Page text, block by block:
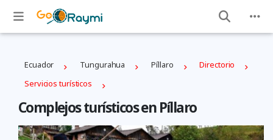
Ecuador Tungurahua Píllaro
Directorio
Servicios turísticos
Complejos turísticos en Píllaro